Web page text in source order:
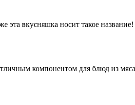
вкусняшка носит такое
компонентом для блюд из